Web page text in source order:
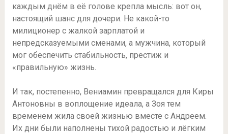
каждым днём в её голове крепла мысль: вот он,
настоящий шанс для дочери. Не какой-то
милиционер с жалкой зарплатой и
непредсказуемыми сменами, а мужчина, который
мог обеспечить стабильность, престиж и
«правильную» жизнь.
И так, постепенно, Вениамин превращался для Киры
Антоновны в воплощение идеала, а Зоя тем
временем жила своей жизнью вместе с Андреем.
Их дни были наполнены тихой радостью и лёгким